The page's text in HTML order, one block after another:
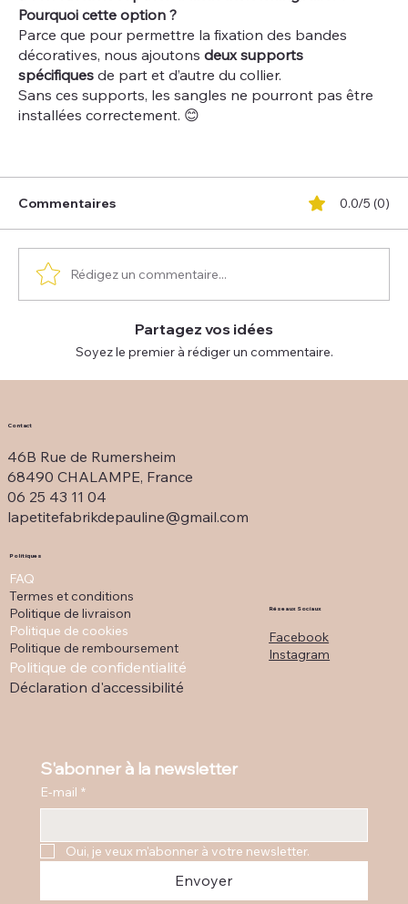
Pourquoi cette option ?
Parce que pour permettre la fixation des bandes
décoratives, nous ajoutons deux supports
spécifiques de part et d’autre du collier.
Sans ces supports, les sangles ne pourront pas être
installées correctement. 😊
Commentaires 0.0/5 (0)
Rédigez un commentaire...
Partagez vos idées
Soyez le premier à rédiger un commentaire.
Contact
46B Rue de Rumersheim
68490 CHALAMPE, France
06 25 43 11 04
lapetitefabrikdepauline@gmail.com
Politiques
FAQ
Termes et conditions
Politique de livraison
Politique de cookies
Politique de remboursement
Politique de confidentialité
Déclaration d'accessibilité
Réseaux Sociaux
Facebook
Instagram
S'abonner à la newsletter
E-mail *
Oui, je veux m'abonner à votre newsletter.
Envoyer